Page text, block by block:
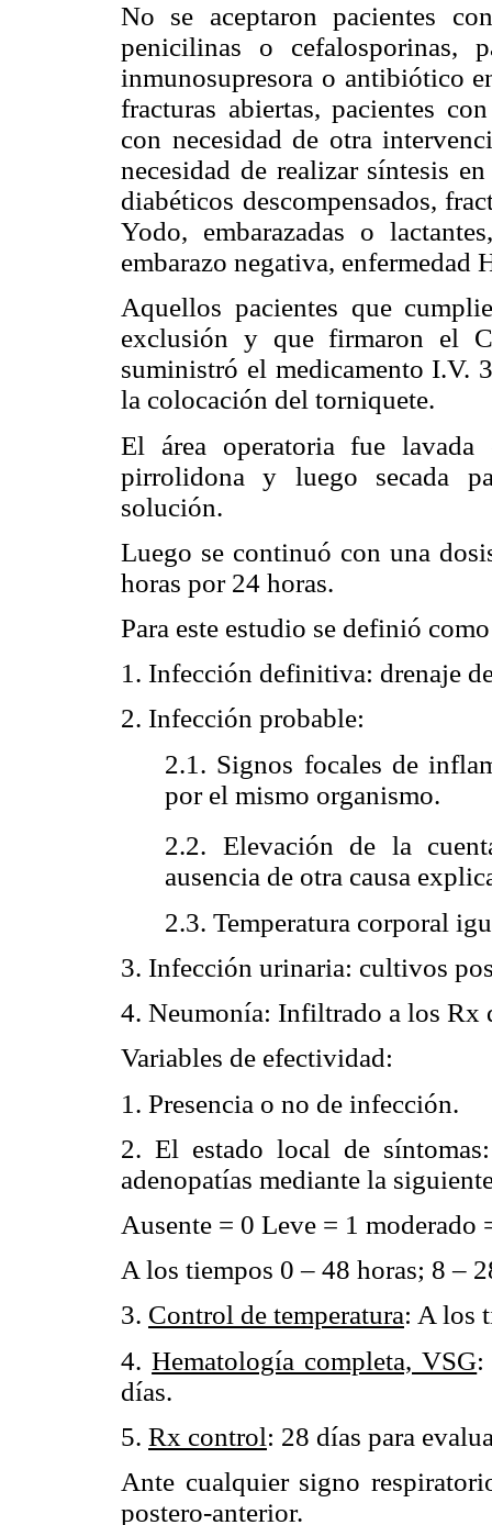
No se aceptaron pacientes
penicilinas o cefalosporinas,
inmunosupresora o antibiótico
fracturas abiertas, pacientes
con necesidad de otra
necesidad de realizar síntesis
diabéticos descompensados,
Yodo, embarazadas o
embarazo negativa, enfermedad
Aquellos pacientes que
exclusión y que firmaron el
suministró el medicamento I.V.
la colocación del torniquete.
El área operatoria fue
pirrolidona y luego secada
solución.
Luego se continuó con una
horas por 24 horas.
Para este estudio se definió
1. Infección definitiva: drenaje
2. Infección probable:
2.1. Signos focales de
por el mismo organismo.
2.2. Elevación de la
ausencia de otra causa
2.3. Temperatura corporal
3. Infección urinaria: cultivos
4. Neumonía: Infiltrado a los Rx
Variables de efectividad:
1. Presencia o no de infección.
2. El estado local de
adenopatías mediante la
Ausente = 0 Leve = 1 moderado
A los tiempos 0 – 48 horas; 8 –
3. Control de temperatura: A los
4.Hematología completa, VSG:
días.
5. Rx control: 28 días para
Ante cualquier signo
postero-anterior.